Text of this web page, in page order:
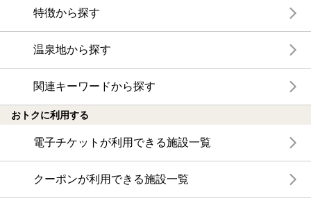
特徴から探す
温泉地から探す
関連キーワードから探す
おトクに利用する
電子チケットが利用できる施設一覧
クーポンが利用できる施設一覧